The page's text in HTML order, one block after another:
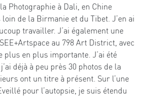
Photographie à Dali, en Chine
de la Birmanie et du Tibet. J’en ai
travailler. J’ai également une
au 798 Art District, avec
plus en plus importante. J’ai été
déjà à peu près 30 photos de la
ont un titre à présent. Sur l’une
pour l’autopsie, je suis étendu